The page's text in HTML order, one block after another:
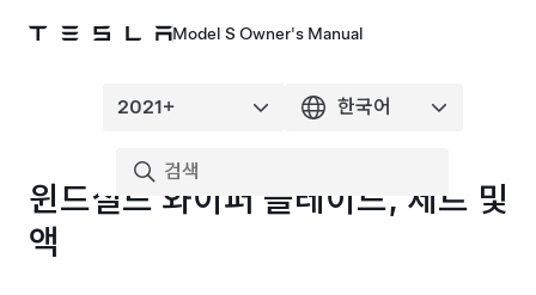
Model S Owner's Manual
윈드실드 와이퍼 블레이드, 제트 및
액